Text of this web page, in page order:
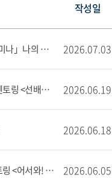
작성일
2026 자유전공학부 「전공탐색세미나」나의 전공로드맵 탐색기: 전공설계 공모전 수상자 발표 2026.07.03
2026 '전공탐색세미나' 연계 선배멘토링 <선배와 함께하는 슬기로 2026.06.19
2026.06.18
2026 '신입생세미나' 연계 선배멘토링 <어서와! 선배가 알려 줄 2026.06.05